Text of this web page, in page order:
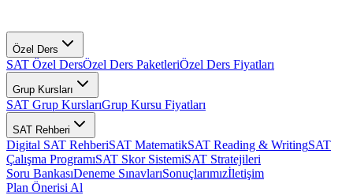
Özel Ders
SAT Özel DersÖzel Ders PaketleriÖzel Ders Fiyatları
Grup Kursları
SAT Grup KurslarıGrup Kursu Fiyatları
SAT Rehberi
Digital SAT RehberiSAT MatematikSAT Reading & WritingSAT
Çalışma ProgramıSAT Skor SistemiSAT Stratejileri
Soru BankasıDeneme SınavlarıSonuçlarımızİletişim
Plan Önerisi Al